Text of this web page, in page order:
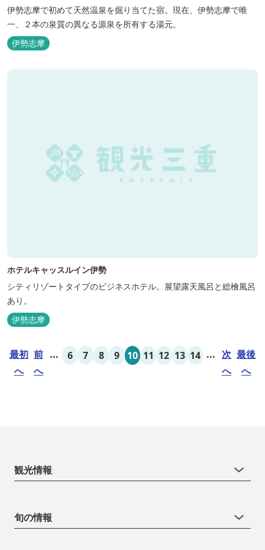
伊勢志摩で初めて天然温泉を掘り当てた宿。現在、伊勢志摩で唯
一、２本の泉質の異なる源泉を所有する湯元。
伊勢志摩
ホテルキャッスルイン伊勢
シティリゾートタイプのビジネスホテル。展望露天風呂と総檜風呂
あり。
伊勢志摩
最初
へ
前
へ
... 6 7 8 9 10 11 12 13 14 ... 次
へ
最後
へ
観光情報
旬の情報